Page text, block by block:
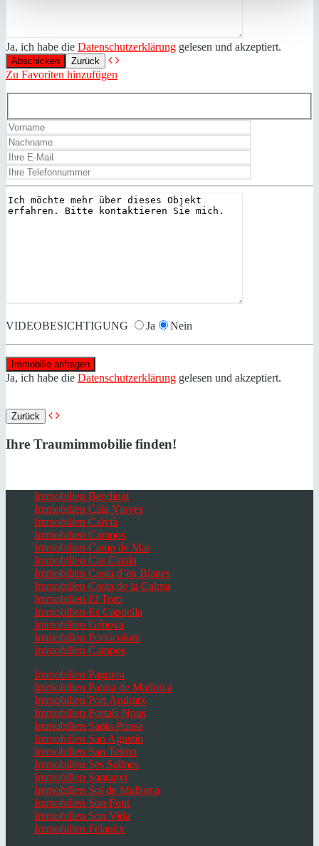
Ja, ich habe die Datenschutzerklärung gelesen und akzeptiert.
Zurück
Zu Favoriten hinzufügen
VIDEOBESICHTIGUNG Ja Nein
Ja, ich habe die Datenschutzerklärung gelesen und akzeptiert.
Zurück
Ihre Traumimmobilie finden!
Immobilien Bendinat
Immobilien Cala Vinyes
Immobilien Calvià
Immobilien Campos
Immobilien Camp de Mar
Immobilien Cas Catala
Immobilien Costa d’en Blanes
Immobilien Costa de la Calma
Immobilien El Toro
Immobilien Es Capdella
Immobilien Génova
Immobilien Portocolom
Immobilien Campos
Immobilien Paguera
Immobilien Palma de Mallorca
Immobilien Port Andratx
Immobilien Portals Nous
Immobilien Santa Ponsa
Immobilien San Agustin
Immobilien San Telmo
Immobilien Ses Salines
Immobilien Santanyi
Immobilien Sol de Mallorca
Immobilien Son Font
Immobilien Son Vida
Immobilien Felanitx